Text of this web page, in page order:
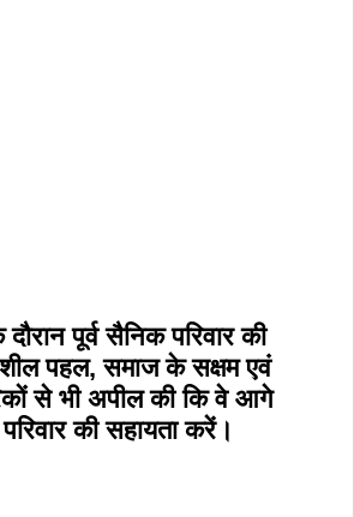
पूर्व सैनिक परिवार की
पहल, समाज के सक्षम एवं
से भी अपील की कि वे आगे
की सहायता करें।